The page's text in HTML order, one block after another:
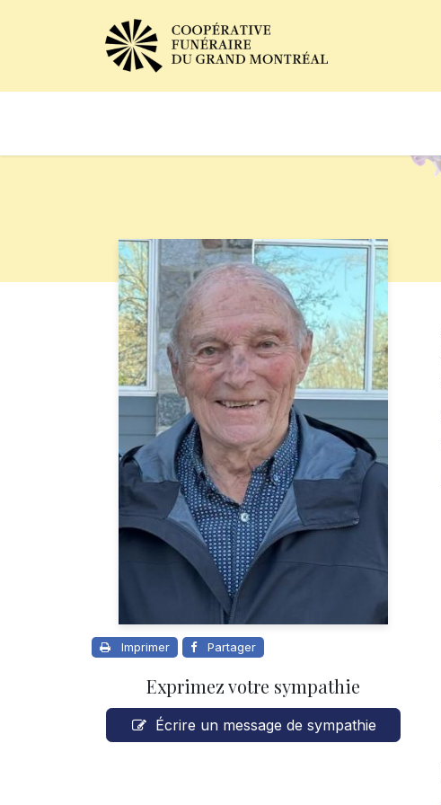
Imprimer Partager
Exprimez votre sympathie
Écrire un message de sympathie